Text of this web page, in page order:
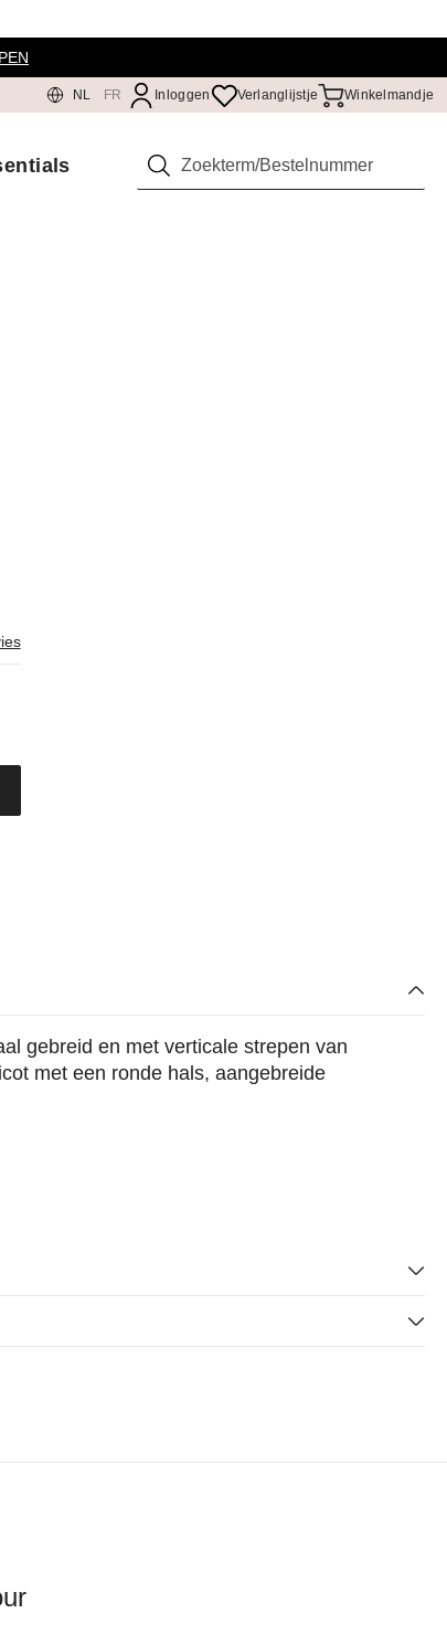
NL FR Inloggen Verlanglijstje Winkelmandje
Zoeken
gebreid en met verticale strepen van
met een ronde hals, aangebreide